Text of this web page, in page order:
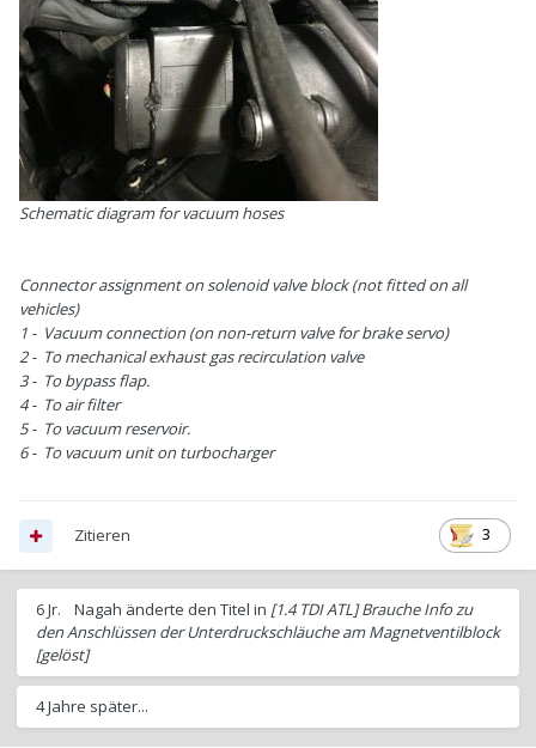
Schematic diagram for vacuum hoses
Connector assignment on solenoid valve block (not fitted on all
vehicles)
1 - Vacuum connection (on non-return valve for brake servo)
2 - To mechanical exhaust gas recirculation valve
3 - To bypass flap.
4 - To air filter
5 - To vacuum reservoir.
6 - To vacuum unit on turbocharger
3
Zitieren
6 Jr. Nagah änderte den Titel in [1.4 TDI ATL] Brauche Info zu
den Anschlüssen der Unterdruckschläuche am Magnetventilblock
[gelöst]
4 Jahre später...